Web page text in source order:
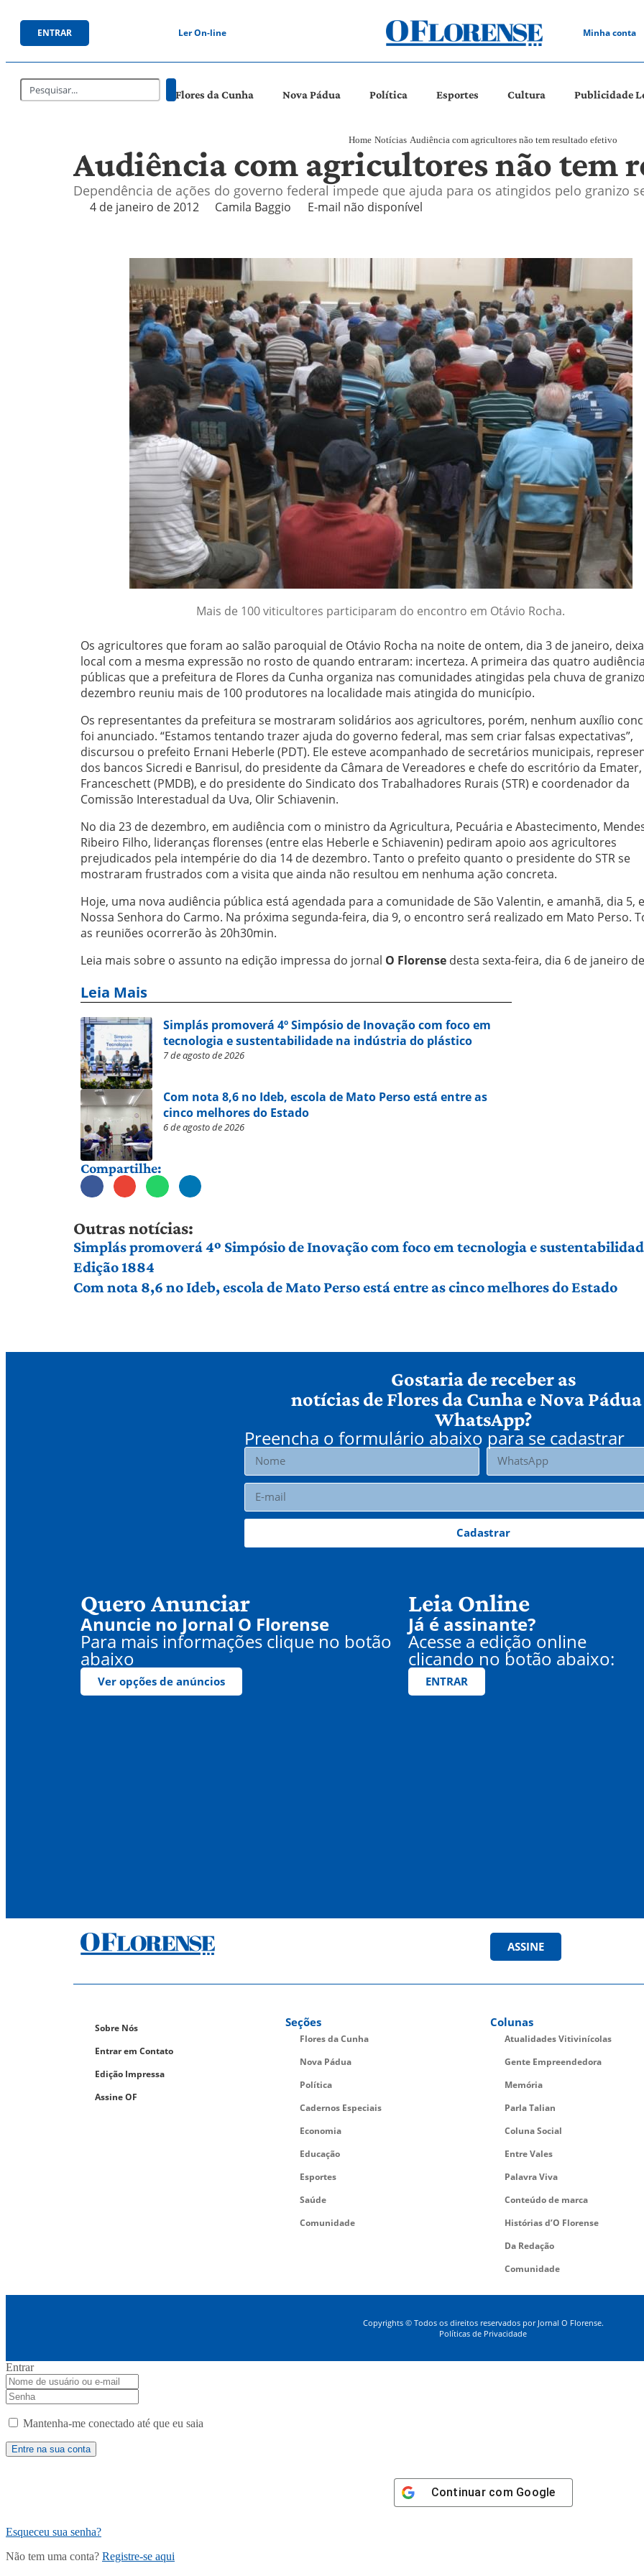
ENTRAR Ler On-line Minha conta
Flores da Cunha Nova Pádua Política Esportes Cultura Publicidade
Home Notícias Audiência com agricultores não tem resultado efetivo
Audiência com agricultores não tem
Dependência de ações do governo federal impede que ajuda para os atingidos pelo granizo
4 de janeiro de 2012 Camila Baggio E-mail não disponível
Mais de 100 viticultores participaram do encontro em Otávio Rocha.
Os agricultores que foram ao salão paroquial de Otávio Rocha na noite de ontem, dia 3 de janeiro,
local com a mesma expressão no rosto de quando entraram: incerteza. A primeira das quatro
públicas que a prefeitura de Flores da Cunha organiza nas comunidades atingidas pela chuva de
dezembro reuniu mais de 100 produtores na localidade mais atingida do município.
Os representantes da prefeitura se mostraram solidários aos agricultores, porém, nenhum auxílio
foi anunciado. “Estamos tentando trazer ajuda do governo federal, mas sem criar falsas expectativas”,
discursou o prefeito Ernani Heberle (PDT). Ele esteve acompanhado de secretários municipais,
dos bancos Sicredi e Banrisul, do presidente da Câmara de Vereadores e chefe do escritório da
Franceschett (PMDB), e do presidente do Sindicato dos Trabalhadores Rurais (STR) e coordenador da
Comissão Interestadual da Uva, Olir Schiavenin.
No dia 23 de dezembro, em audiência com o ministro da Agricultura, Pecuária e Abastecimento,
Ribeiro Filho, lideranças florenses (entre elas Heberle e Schiavenin) pediram apoio aos agricultores
prejudicados pela intempérie do dia 14 de dezembro. Tanto o prefeito quanto o presidente do STR se
mostraram frustrados com a visita que ainda não resultou em nenhuma ação concreta.
Hoje, uma nova audiência pública está agendada para a comunidade de São Valentin, e amanhã, dia 5,
Nossa Senhora do Carmo. Na próxima segunda-feira, dia 9, o encontro será realizado em Mato Perso.
as reuniões ocorrerão às 20h30min.
Leia mais sobre o assunto na edição impressa do jornal O Florense desta sexta-feira, dia 6 de janeiro
Leia Mais
Simplás promoverá 4º Simpósio de Inovação com foco em
tecnologia e sustentabilidade na indústria do plástico
7 de agosto de 2026
Com nota 8,6 no Ideb, escola de Mato Perso está entre as
cinco melhores do Estado
6 de agosto de 2026
Compartilhe:
Outras notícias:
Simplás promoverá 4º Simpósio de Inovação com foco em tecnologia e
Edição 1884
Com nota 8,6 no Ideb, escola de Mato Perso está entre as cinco melhores do Estado
Gostaria de receber as
notícias de Flores da Cunha e Nova
WhatsApp?
Preencha o formulário abaixo para se cadastrar
Cadastrar
Quero Anunciar
Anuncie no Jornal O Florense
Para mais informações clique no botão
abaixo
Ver opções de anúncios
Leia Online
Já é assinante?
Acesse a edição online
clicando no botão abaixo:
ENTRAR
ASSINE
Sobre Nós
Entrar em Contato
Edição Impressa
Assine OF
Seções
Flores da Cunha
Nova Pádua
Política
Cadernos Especiais
Economia
Educação
Esportes
Saúde
Comunidade
Colunas
Atualidades Vitivinícolas
Gente Empreendedora
Memória
Parla Talian
Coluna Social
Entre Vales
Palavra Viva
Conteúdo de marca
Histórias d’O Florense
Da Redação
Comunidade
Copyrights © Todos os direitos reservados por Jornal O Florense.
Políticas de Privacidade
Entrar
Mantenha-me conectado até que eu saia
Continuar com Google
Esqueceu sua senha?
Não tem uma conta? Registre-se aqui